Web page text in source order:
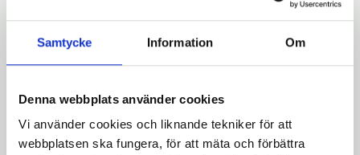
Samtycke Information Om
Denna webbplats använder cookies
Vi använder cookies och liknande tekniker för att
webbplatsen ska fungera, för att mäta och förbättra
Användning:
eller direkt i däcket.
Fyll däcket enligt rekommenderat tryck och
rotera för att fördela tätningsmedlet jämnt.